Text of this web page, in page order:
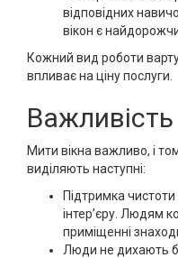
відповідних
вікон є
Кожний вид роботи
впливає на ціну послуги.
Мити вікна важливо, і
виділяють наступні:
Підтримка
інтер’єру. Людям
приміщенні
Люди не дихають